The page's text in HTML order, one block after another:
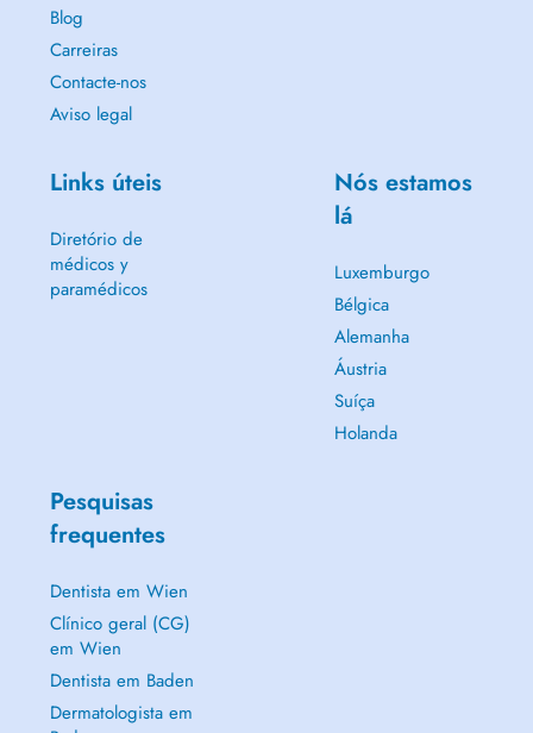
Blog
Carreiras
Contacte-nos
Aviso legal
Links úteis
Diretório de
médicos y
paramédicos
Nós estamos
lá
Luxemburgo
Bélgica
Alemanha
Áustria
Suíça
Holanda
Pesquisas
frequentes
Dentista em Wien
Clínico geral (CG)
em Wien
Dentista em Baden
Dermatologista em